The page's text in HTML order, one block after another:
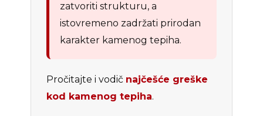
zatvoriti strukturu, a
istovremeno zadržati prirodan
karakter kamenog tepiha.
Pročitajte i vodič najčešće greške
kod kamenog tepiha.